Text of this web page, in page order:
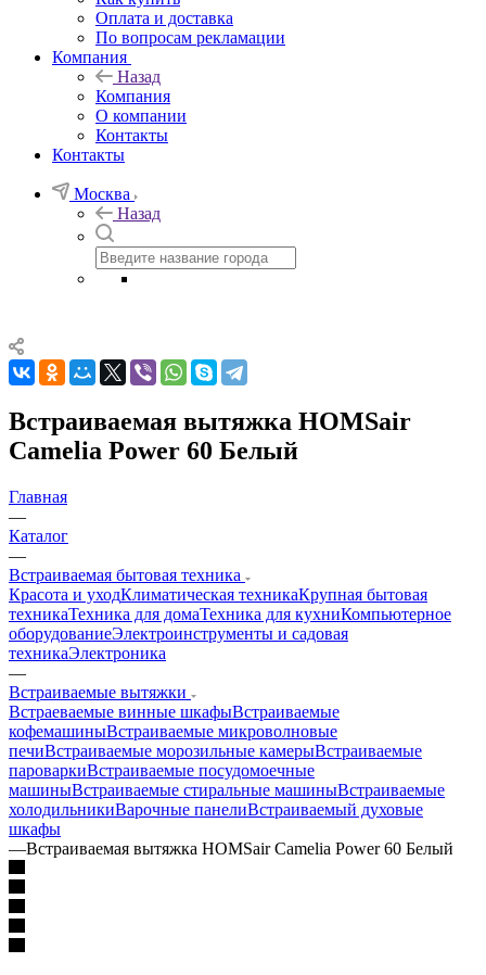
Оплата и доставка
По вопросам рекламации
Компания
Назад
Компания
О компании
Контакты
Контакты
Москва
Назад
Встраиваемая вытяжка HOMSair
Camelia Power 60 Белый
Главная
—
Каталог
—
Встраиваемая бытовая техника
Красота и уходКлиматическая техникаКрупная бытовая
техникаТехника для домаТехника для кухниКомпьютерное
оборудованиеЭлектроинструменты и садовая
техникаЭлектроника
—
Встраиваемые вытяжки
Встраеваемые винные шкафыВстраиваемые
кофемашиныВстраиваемые микроволновые
печиВстраиваемые морозильные камерыВстраиваемые
пароваркиВстраиваемые посудомоечные
машиныВстраиваемые стиральные машиныВстраиваемые
холодильникиВарочные панелиВстраиваемый духовые
шкафы
—Встраиваемая вытяжка HOMSair Camelia Power 60 Белый